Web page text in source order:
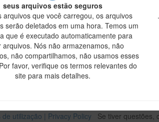
seus arquivos estão seguros
arquivos que você carregou, os arquivos
serão deletados em uma hora. Temos um
que é executado automaticamente para
arquivos. Nós não armazenamos, não
não compartilhamos, não usamos esses
favor, verifique os termos relevantes do
site para mais detalhes.
de utilização | Privacy Policy Se tiver questões,